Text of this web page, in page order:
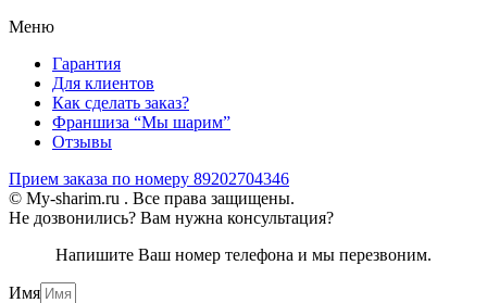
Меню
Гарантия
Для клиентов
Как сделать заказ?
Франшиза “Мы шарим”
Отзывы
Прием заказа по номеру 89202704346
© My-sharim.ru . Все права защищены.
Не дозвонились? Вам нужна консультация?
Напишите Ваш номер телефона и мы перезвоним.
Имя